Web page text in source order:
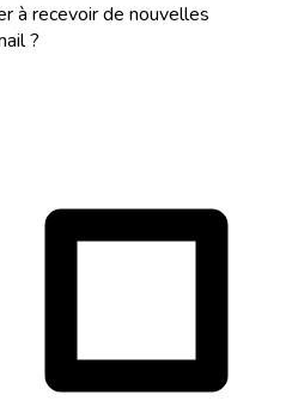
à recevoir de nouvelles
?